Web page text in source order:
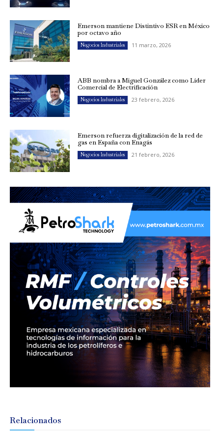
Emerson mantiene Distintivo ESR en México
por octavo año
Negocios Industriales 11 marzo, 2026
ABB nombra a Miguel González como Líder
Comercial de Electrificación
Negocios Industriales 23 febrero, 2026
Emerson refuerza digitalización de la red de
gas en España con Enagás
Negocios Industriales 21 febrero, 2026
Relacionados